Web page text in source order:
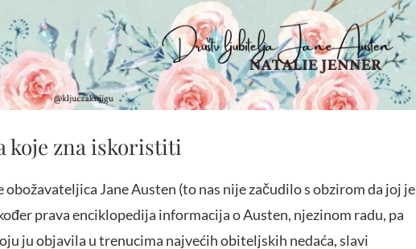
koje zna iskoristiti
Jane Austen (to nas nije začudilo s obzirom da joj je
prava enciklopedija informacija o Austen, njezinom radu, pa
ju objavila u trenucima najvećih obiteljskih nedaća, slavi